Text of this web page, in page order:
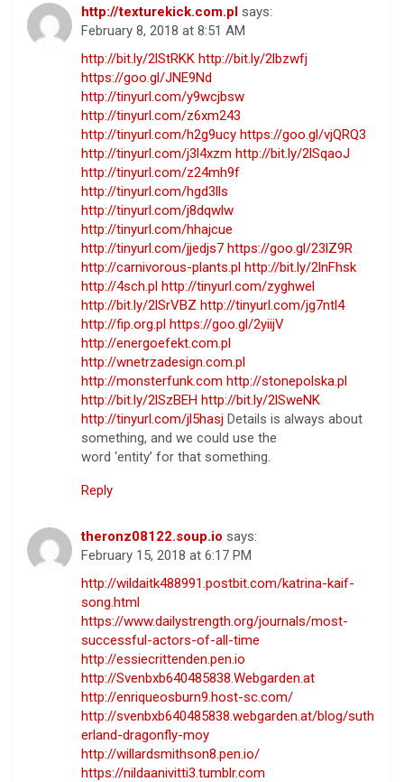
http://texturekick.com.pl says:
February 8, 2018 at 8:51 AM
http://bit.ly/2lStRKK http://bit.ly/2lbzwfj
https://goo.gl/JNE9Nd
http://tinyurl.com/y9wcjbsw
http://tinyurl.com/z6xm243
http://tinyurl.com/h2g9ucy https://goo.gl/vjQRQ3
http://tinyurl.com/j3l4xzm http://bit.ly/2lSqaoJ
http://tinyurl.com/z24mh9f
http://tinyurl.com/hgd3lls
http://tinyurl.com/j8dqwlw
http://tinyurl.com/hhajcue
http://tinyurl.com/jjedjs7 https://goo.gl/23lZ9R
http://carnivorous-plants.pl http://bit.ly/2lnFhsk
http://4sch.pl http://tinyurl.com/zyghwel
http://bit.ly/2lSrVBZ http://tinyurl.com/jg7ntl4
http://fip.org.pl https://goo.gl/2yiijV
http://energoefekt.com.pl
http://wnetrzadesign.com.pl
http://monsterfunk.com http://stonepolska.pl
http://bit.ly/2lSzBEH http://bit.ly/2lSweNK
http://tinyurl.com/jl5hasj Details is always about
something, and we could use the
word ‘entity’ for that something.
Reply
theronz08122.soup.io says:
February 15, 2018 at 6:17 PM
http://wildaitk488991.postbit.com/katrina-kaif-
song.html
https://www.dailystrength.org/journals/most-
successful-actors-of-all-time
http://essiecrittenden.pen.io
http://Svenbxb640485838.Webgarden.at
http://enriqueosburn9.host-sc.com/
http://svenbxb640485838.webgarden.at/blog/suth
erland-dragonfly-moy
http://willardsmithson8.pen.io/
https://nildaanivitti3.tumblr.com